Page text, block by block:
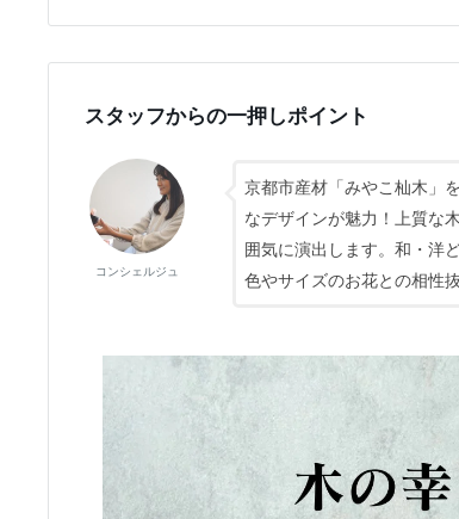
スタッフからの一押しポイント
コンシェルジュ
京都市産材「みやこ杣木」
なデザインが魅力！上質な
囲気に演出します。和・洋
色やサイズのお花との相性